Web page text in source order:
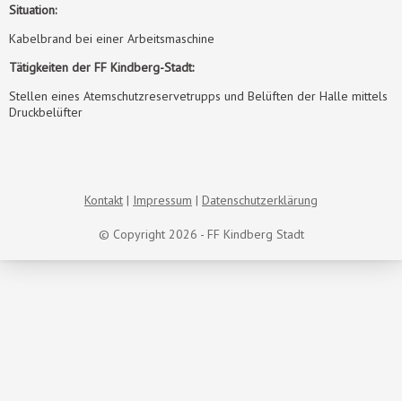
Situation:
Kabelbrand bei einer Arbeitsmaschine
Tätigkeiten der FF Kindberg-Stadt:
Stellen eines Atemschutzreservetrupps und Belüften der Halle mittels
Druckbelüfter
© Copyright 2026 - FF Kindberg Stadt
Kontakt Impressum Datenschutzerklärung